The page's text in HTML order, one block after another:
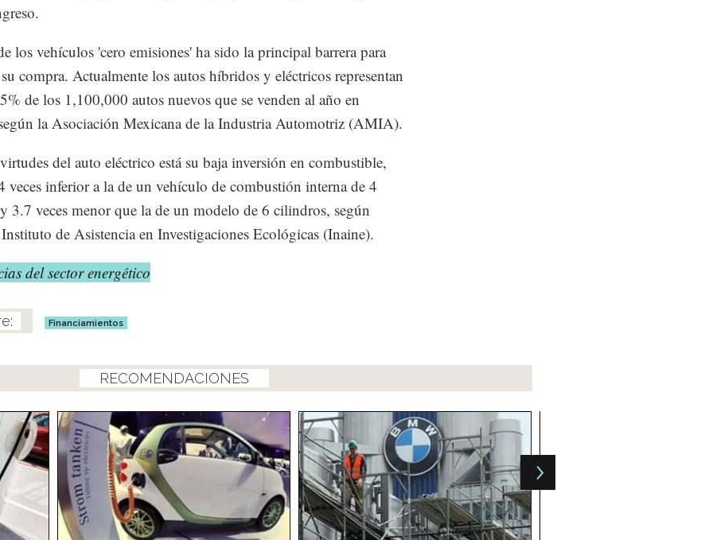
los vehículos 'cero emisiones' ha sido la principal barrera para
compra. Actualmente los autos híbridos y eléctricos representan
de los 1,100,000 autos nuevos que se venden al año en
la Asociación Mexicana de la Industria Automotriz (AMIA).
del auto eléctrico está su baja inversión en combustible,
veces inferior a la de un vehículo de combustión interna de 4
3.7 veces menor que la de un modelo de 6 cilindros, según
de Asistencia en Investigaciones Ecológicas (Inaine).
del sector energético
Financiamientos
RECOMENDACIONES